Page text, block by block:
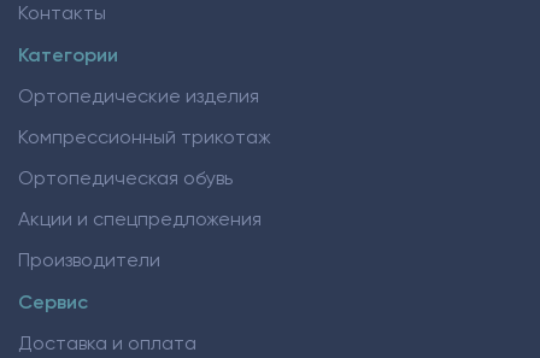
Контакты
Категории
Ортопедические изделия
Компрессионный трикотаж
Ортопедическая обувь
Акции и спецпредложения
Производители
Сервис
Доставка и оплата